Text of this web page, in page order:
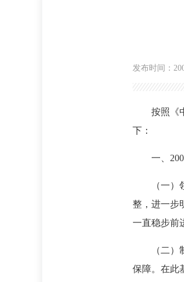
发布时间：
按照《
下：
一、
（一
整，进一步
一直稳步前
（二
保障。在此